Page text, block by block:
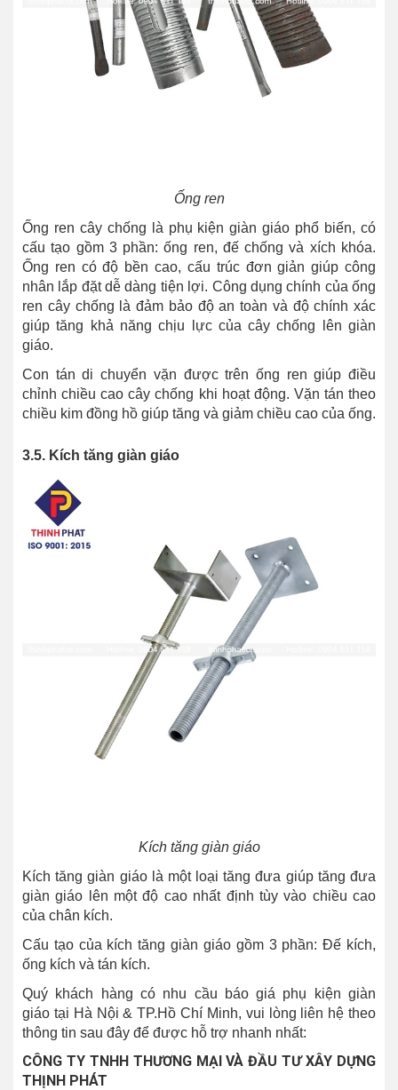
Ống ren
Ống ren cây chống là phụ kiện giàn giáo phổ biến, có
cấu tạo gồm 3 phần: ống ren, đế chống và xích khóa.
Ống ren có độ bền cao, cấu trúc đơn giản giúp công
nhân lắp đặt dễ dàng tiện lợi. Công dụng chính của ống
ren cây chống là đảm bảo độ an toàn và độ chính xác
giúp tăng khả năng chịu lực của cây chống lên giàn
giáo.
Con tán di chuyển vặn được trên ống ren giúp điều
chỉnh chiều cao cây chống khi hoạt động. Vặn tán theo
chiều kim đồng hồ giúp tăng và giảm chiều cao của ống.
3.5. Kích tăng giàn giáo
Kích tăng giàn giáo
Kích tăng giàn giáo là một loại tăng đưa giúp tăng đưa
giàn giáo lên một độ cao nhất định tùy vào chiều cao
của chân kích.
Cấu tạo của kích tăng giàn giáo gồm 3 phần: Đế kích,
ống kích và tán kích.
Quý khách hàng có nhu cầu báo giá phụ kiện giàn
giáo tại Hà Nội & TP.Hồ Chí Minh, vui lòng liên hệ theo
thông tin sau đây để được hỗ trợ nhanh nhất:
CÔNG TY TNHH THƯƠNG MẠI VÀ ĐẦU TƯ XÂY DỰNG
THỊNH PHÁT